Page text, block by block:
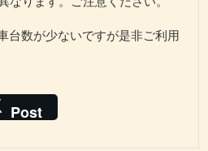
台数が少ないですが是非ご利用
Post